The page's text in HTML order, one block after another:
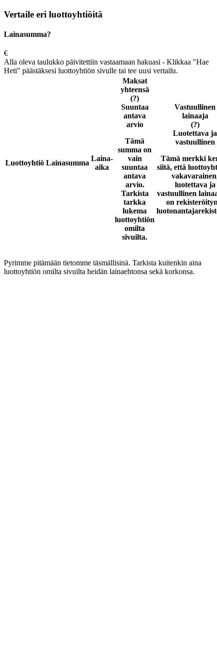
Vertaile eri luottoyhtiöitä
Lainasumma?
€
Alla oleva taulukko päivitettiin vastaamaan hakuasi - Klikkaa "Hae
Heti" päästäksesi luottoyhtiön sivulle tai tee uusi vertailu.
Luottoyhtiö Lainasumma
Laina-
aika
Maksat
yhteensä
(?)
Suuntaa
antava
arvio
Tämä
summa on
vain
suuntaa
antava
arvio.
Tarkista
tarkka
lukema
luottoyhtiön
omilta
sivuilta.
Vastuullinen
lainaaja
(?)
Luotettava ja
vastuullinen
Tämä merkki
siitä, että
luotettava ja
vastuullinen
on
Pyrimme pitämään tietomme täsmällisinä. Tarkista kuitenkin aina
luottoyhtiön omilta sivuilta heidän lainaehtonsa sekä korkonsa.